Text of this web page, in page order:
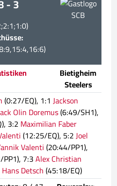
- 3
SCB
Bietigheim
Steelers
(0:27/EQ), 1:1 Jackson
Olin Doremus(6:49/SH1),
3:2 Maximilian Faber
(12:25/EQ), 5:2Joel
Valenti(20:44/PP1),
7:3Alex Christian
Hans Detsch(45:18/EQ)